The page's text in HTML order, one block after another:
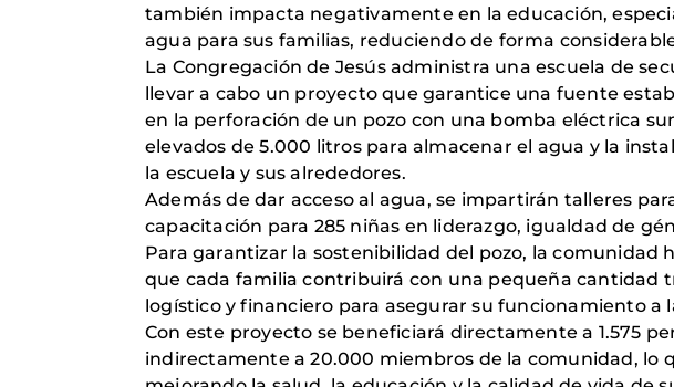
también impacta negativamente en la educación,
agua para sus familias, reduciendo de forma
La Congregación de Jesús administra una escuela de
llevar a cabo un proyecto que garantice una fuente
en la perforación de un pozo con una bomba eléctrica
elevados de 5.000 litros para almacenar el agua y la
la escuela y sus alrededores.
Además de dar acceso al agua, se impartirán talleres
capacitación para 285 niñas en liderazgo, igualdad de
Para garantizar la sostenibilidad del pozo, la
que cada familia contribuirá con una pequeña cantidad
logístico y financiero para asegurar su funcionamiento a
Con este proyecto se beneficiará directamente a 1.575
indirectamente a 20.000 miembros de la comunidad, lo